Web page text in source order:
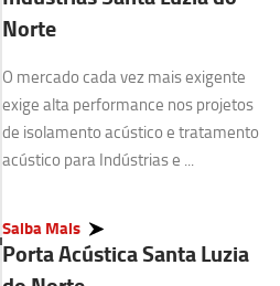
Norte
O mercado cada vez mais exigente
exige alta performance nos projetos
de isolamento acústico e tratamento
acústico para Indústrias e ...
Saiba Mais
Porta Acústica Santa Luzia